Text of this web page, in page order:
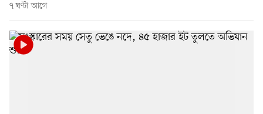
৭ ঘণ্টা আগে